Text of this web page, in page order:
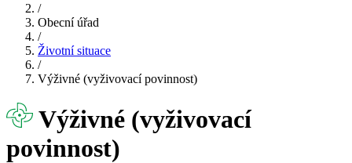
/
Obecní úřad
/
Životní situace
/
Výživné (vyživovací povinnost)
Výživné (vyživovací
povinnost)